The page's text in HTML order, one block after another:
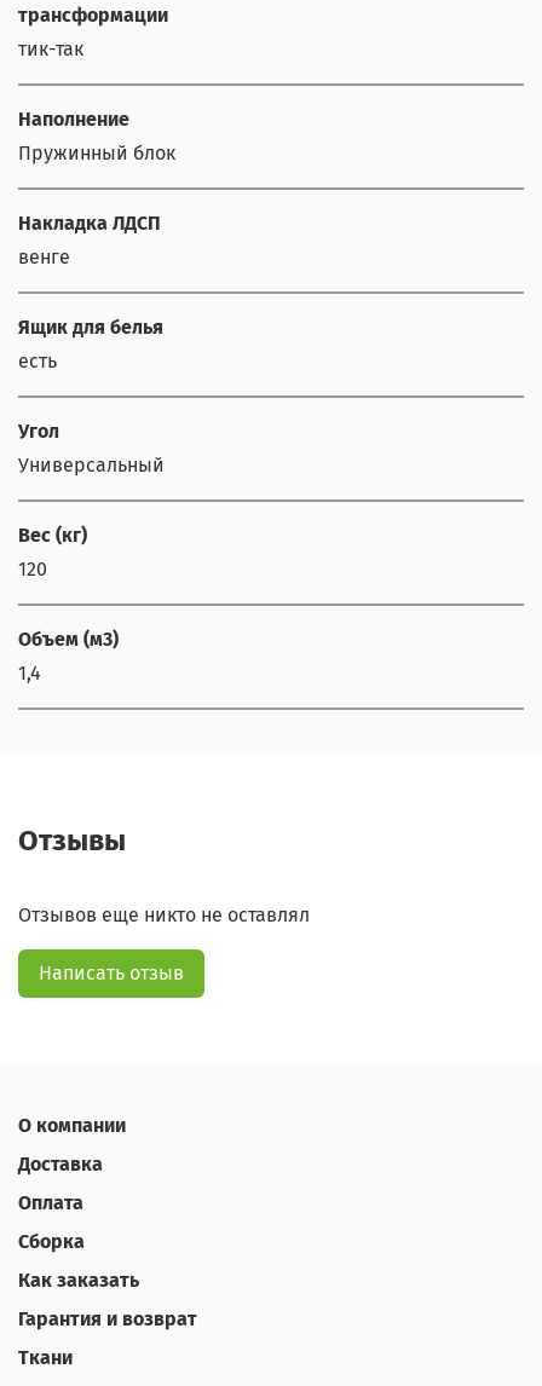
трансформации
тик-так
Наполнение
Пружинный блок
Накладка ЛДСП
венге
Ящик для белья
есть
Угол
Универсальный
Вес (кг)
120
Объем (м3)
1,4
Отзывы
Отзывов еще никто не оставлял
Написать отзыв
О компании
Доставка
Оплата
Сборка
Как заказать
Гарантия и возврат
Ткани